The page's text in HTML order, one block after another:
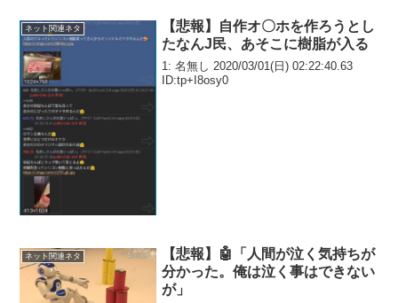
ネット関連ネタ
【悲報】自作オ〇ホを作ろうとし
たなんJ民、あそこに樹脂が入る
1: 名無し 2020/03/01(日) 02:22:40.63
ID:tp+I8osy0
ネット関連ネタ
【悲報】🤖「人間が泣く気持ちが
分かった。俺は泣く事はできない
が」